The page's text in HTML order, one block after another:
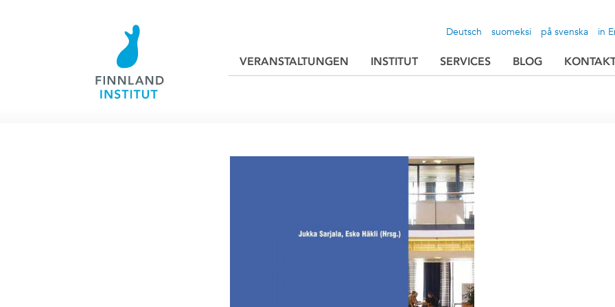
suomeksi
Deutsch på svenska in
VERANSTALTUNGEN INSTITUT SERVICES BLOG